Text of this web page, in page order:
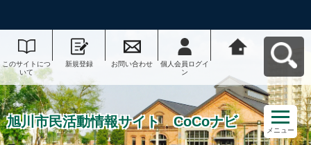
このサイトにつ
いて
新規登録 お問い合わせ
個人会員ログイ
ン
ナビへ戻る
旭川市民活動情報サイト CoCoナビ
メニュー